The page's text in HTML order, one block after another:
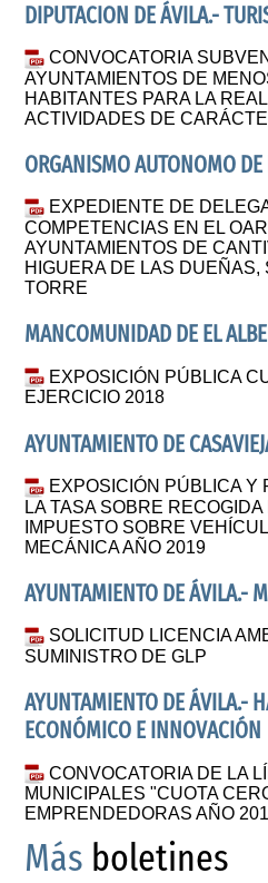
DIPUTACION DE ÁVILA.-
CONVOCATORIA
AYUNTAMIENTOS DE
HABITANTES PARA LA
ACTIVIDADES DE
ORGANISMO AUTONOMO
EXPEDIENTE DE
COMPETENCIAS EN EL
AYUNTAMIENTOS DE
HIGUERA DE LAS DUEÑAS,
TORRE
MANCOMUNIDAD DE EL
EXPOSICIÓN PÚBLICA
EJERCICIO 2018
AYUNTAMIENTO DE
EXPOSICIÓN PÚBLICA Y
LA TASA SOBRE
IMPUESTO SOBRE
MECÁNICA AÑO 2019
AYUNTAMIENTO DE ÁVILA.-
SOLICITUD LICENCIA
SUMINISTRO DE GLP
AYUNTAMIENTO DE ÁVILA.-
ECONÓMICO E INNOVACIÓN
CONVOCATORIA DE LA
MUNICIPALES "CUOTA
EMPRENDEDORAS AÑO
Más boletines